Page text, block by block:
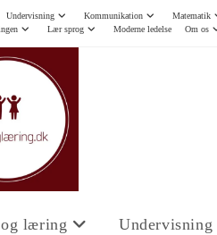
Undervisning Kommunikation Matematik
Lær sprog Moderne ledelse Om os
læring Undervisning